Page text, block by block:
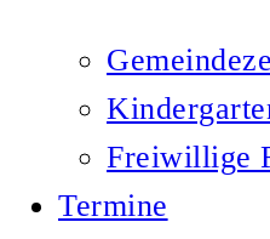
Freiwillige
Termine